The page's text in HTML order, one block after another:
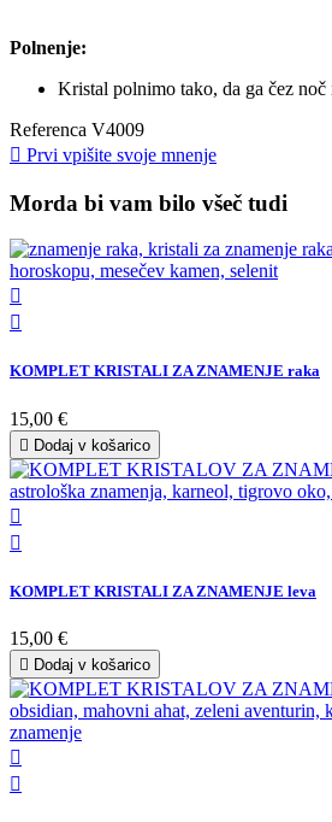
Polnenje:
Kristal polnimo tako, da ga čez
Referenca V4009
 Prvi vpišite svoje mnenje
Morda bi vam bilo všeč tudi


KOMPLET KRISTALI ZA ZNAMENJE raka
15,00 €
 Dodaj v košarico


KOMPLET KRISTALI ZA ZNAMENJE leva
15,00 €
 Dodaj v košarico

